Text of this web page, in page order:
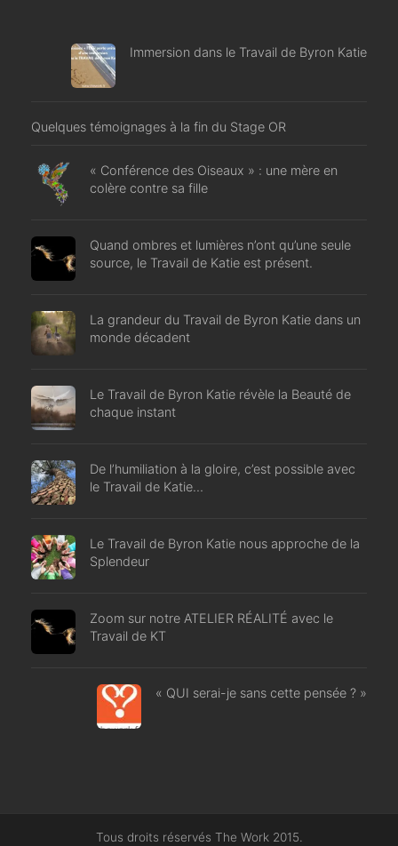
Immersion dans le Travail de Byron Katie
Quelques témoignages à la fin du Stage OR
« Conférence des Oiseaux » : une mère en
colère contre sa fille
Quand ombres et lumières n’ont qu’une seule
source, le Travail de Katie est présent.
La grandeur du Travail de Byron Katie dans un
monde décadent
Le Travail de Byron Katie révèle la Beauté de
chaque instant
De l’humiliation à la gloire, c’est possible avec
le Travail de Katie…
Le Travail de Byron Katie nous approche de la
Splendeur
Zoom sur notre ATELIER RÉALITÉ avec le
Travail de KT
« QUI serai-je sans cette pensée ? »
Tous droits réservés The Work 2015.